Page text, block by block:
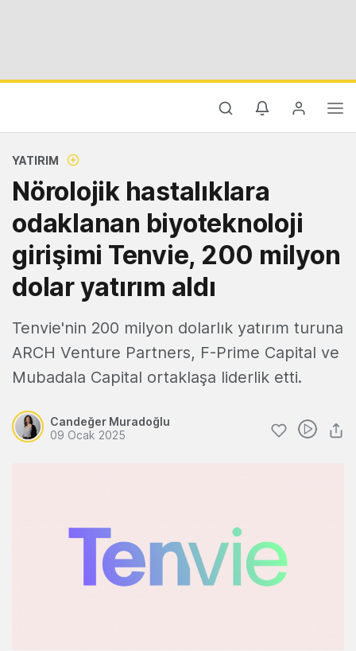
YATIRIM
Nörolojik hastalıklara
odaklanan biyoteknoloji
girişimi Tenvie, 200 milyon
dolar yatırım aldı
Tenvie'nin 200 milyon dolarlık yatırım turuna
ARCH Venture Partners, F-Prime Capital ve
Mubadala Capital ortaklaşa liderlik etti.
Candeğer Muradoğlu
09 Ocak 2025